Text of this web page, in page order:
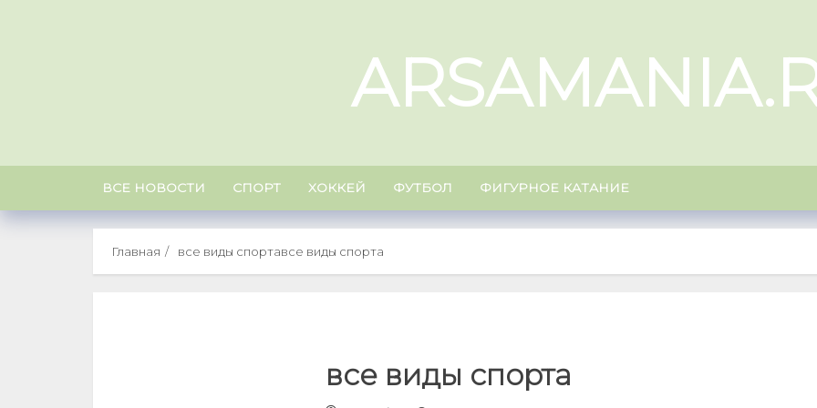
ВСЕ НОВОСТИ СПОРТ ХОККЕЙ ФУТБОЛ ФИГУРНОЕ КАТАНИЕ
Главная все виды спортавсе виды спорта
все виды спорта